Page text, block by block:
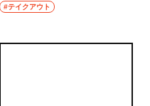
#テイクアウト